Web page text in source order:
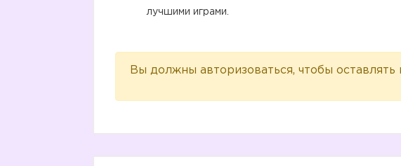
лучшими играми.
Вы должны авторизоваться, чтобы оставлять